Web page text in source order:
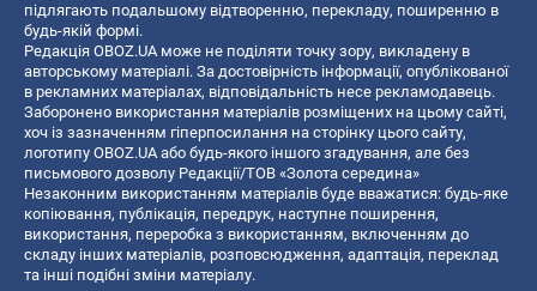
підлягають подальшому відтворенню, перекладу, поширенню в
будь-якій формі.
Редакція OBOZ.UA може не поділяти точку зору, викладену в
авторському матеріалі. За достовірність інформації, опублікованої
в рекламних матеріалах, відповідальність несе рекламодавець.
Заборонено використання матеріалів розміщених на цьому сайті,
хоч із зазначенням гіперпосилання на сторінку цього сайту,
логотипу OBOZ.UA або будь-якого іншого згадування, але без
письмового дозволу Редакції/ТОВ «Золота середина»
Незаконним використанням матеріалів буде вважатися: будь-яке
копiювання, публiкацiя, передрук, наступне поширення,
використання, переробка з використанням, включенням до
складу інших матеріалів, розповсюдження, адаптація, переклад
та інші подібні зміни матеріалу.